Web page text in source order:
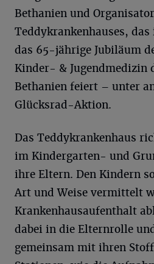
Bethanien und
Teddykrankenhauses,
das 65-jährige Jubiläum
Kinder- & Jugendmedizin
Bethanien feiert – unter
Glücksrad-Aktion.
Das Teddykrankenhaus
im Kindergarten- und
ihre Eltern. Den Kindern
Art und Weise vermittelt
Krankenhausaufenthalt
dabei in die Elternrolle
gemeinsam mit ihren